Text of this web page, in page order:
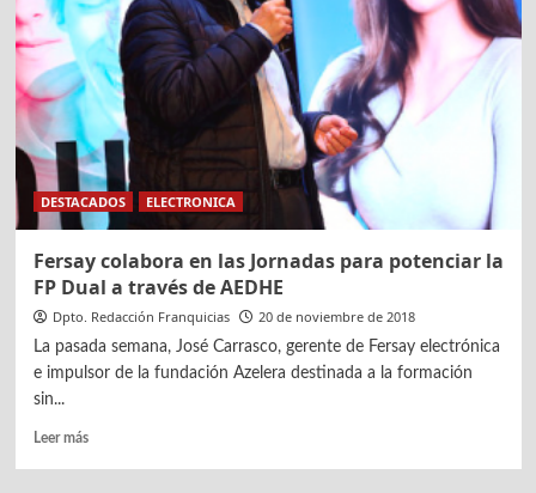
DESTACADOS ELECTRONICA
Fersay colabora en las Jornadas para potenciar la
FP Dual a través de AEDHE
Dpto. Redacción Franquicias 20 de noviembre de 2018
La pasada semana, José Carrasco, gerente de Fersay electrónica
e impulsor de la fundación Azelera destinada a la formación
sin...
Leer másLeer